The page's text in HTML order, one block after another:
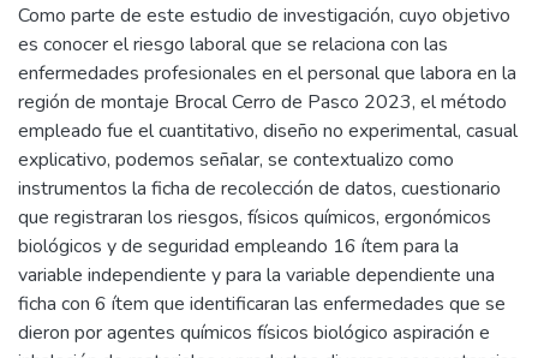
Como parte de este estudio de investigación, cuyo objetivo
es conocer el riesgo laboral que se relaciona con las
enfermedades profesionales en el personal que labora en la
región de montaje Brocal Cerro de Pasco 2023, el método
empleado fue el cuantitativo, diseño no experimental, casual
explicativo, podemos señalar, se contextualizo como
instrumentos la ficha de recolección de datos, cuestionario
que registraran los riesgos, físicos químicos, ergonómicos
biológicos y de seguridad empleando 16 ítem para la
variable independiente y para la variable dependiente una
ficha con 6 ítem que identificaran las enfermedades que se
dieron por agentes químicos físicos biológico aspiración e